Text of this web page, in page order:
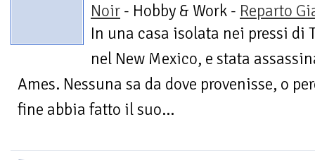
Noir - Hobby & Work - Reparto
In una casa isolata nei pressi di
nel New Mexico, e stata
Ames. Nessuna sa da dove provenisse, o
fine abbia fatto il suo...